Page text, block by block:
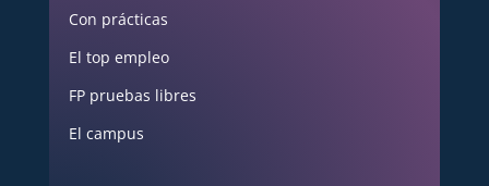
Con prácticas
El top empleo
FP pruebas libres
El campus